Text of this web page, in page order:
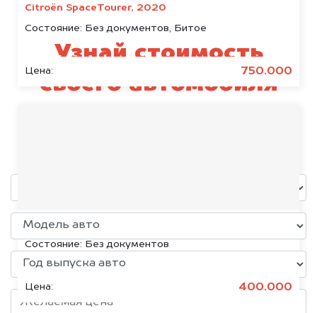
Citroën SpaceTourer, 2020
Состояние: Без документов, Битое
Цена: 750.000
Volkswagen Jetta, 2015
Состояние: Без документов
Цена: 400.000
Узнай стоимость
своего автомобиля